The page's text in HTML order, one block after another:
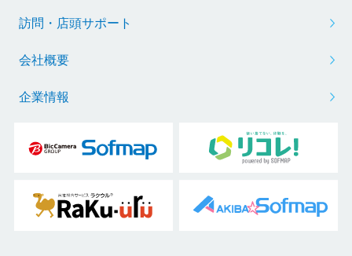
訪問・店頭サポート
会社概要
企業情報